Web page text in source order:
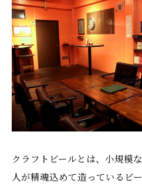
クラフトビールとは、小規模
人が精魂込めて造っているビ